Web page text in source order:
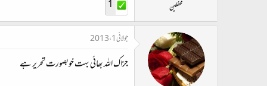
محفلین 1
جولائی 1، 2013
جزاک اللہ بھائی بہت خوبصورت تحریر ہے